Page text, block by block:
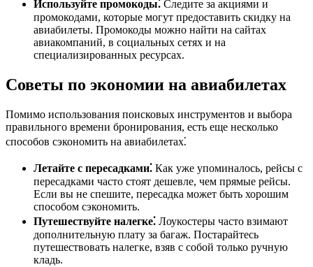
Используйте промокоды⁚ Следите за акциями и
промокодами, которые могут предоставить скидку на
авиабилеты. Промокоды можно найти на сайтах
авиакомпаний, в социальных сетях и на
специализированных ресурсах.
Советы по экономии на авиабилетах
Помимо использования поисковых инструментов и выбора
правильного времени бронирования, есть еще несколько
способов сэкономить на авиабилетах⁚
Летайте с пересадками⁚ Как уже упоминалось, рейсы с
пересадками часто стоят дешевле, чем прямые рейсы.
Если вы не спешите, пересадка может быть хорошим
способом сэкономить.
Путешествуйте налегке⁚ Лоукостеры часто взимают
дополнительную плату за багаж. Постарайтесь
путешествовать налегке, взяв с собой только ручную
кладь.